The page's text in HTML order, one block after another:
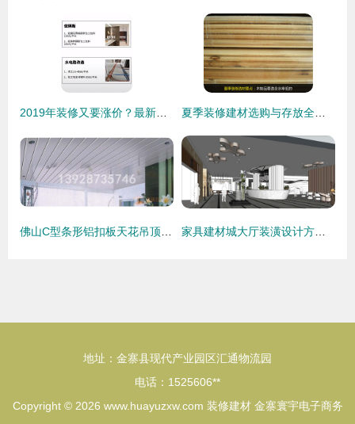
地址：金寨县现代产业园区汇通物流园
电话：1525606**
Copyright © 2026 www.huayuzxw.com 装修建材 金寨寰宇电子商务